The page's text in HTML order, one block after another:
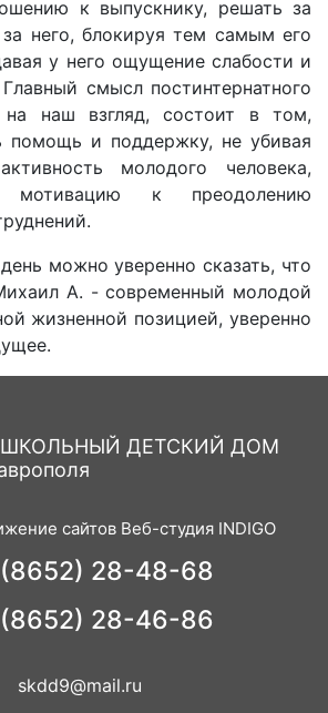
к выпускнику, решать за
него, блокируя тем самым его
у него ощущение слабости и
смысл постинтернатного
на наш взгляд, состоит в том,
помощь и поддержку, не убивая
молодого человека,
мотивацию к преодолению
можно уверенно сказать, что
А. - современный молодой
жизненной позицией, уверенно
ДЕТСКИЙ ДОМ
сайтов Веб-студия INDIGO
28-48-68
28-46-86
skdd9@mail.ru